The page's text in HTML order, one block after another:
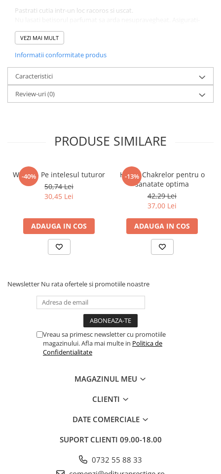
Pastrati cutia intr-un loc racoros si uscat.
va ca betisorul este asezat in suport si ramane pe o suprafata
rezistenta la caldura in timpul utilizarii! A se pastra departe de
folosi de persoanele cu probleme respiratorii sau cu alergii.
VEZI MAI MULT
Informatii conformitate produs
Caracteristici
Review-uri(0)
PRODUSE SIMILARE
-40%
WICCA - Pe intelesul tuturor
50,74 Lei
30,45 Lei
ADAUGA IN COS
-13%
Hrana Chakrelor pentru o
sanatate optima
42,29 Lei
37,00 Lei
ADAUGA IN COS
Newsletter Nu rata ofertele si promotiile noastre
Vreau sa primesc newsletter cu promotiile
magazinului. Afla mai multe in Politica de
Confidentialitate
MAGAZINUL MEU
CLIENTI
DATE COMERCIALE
SUPORT CLIENTI 09.00-18.00
0732 55 88 33